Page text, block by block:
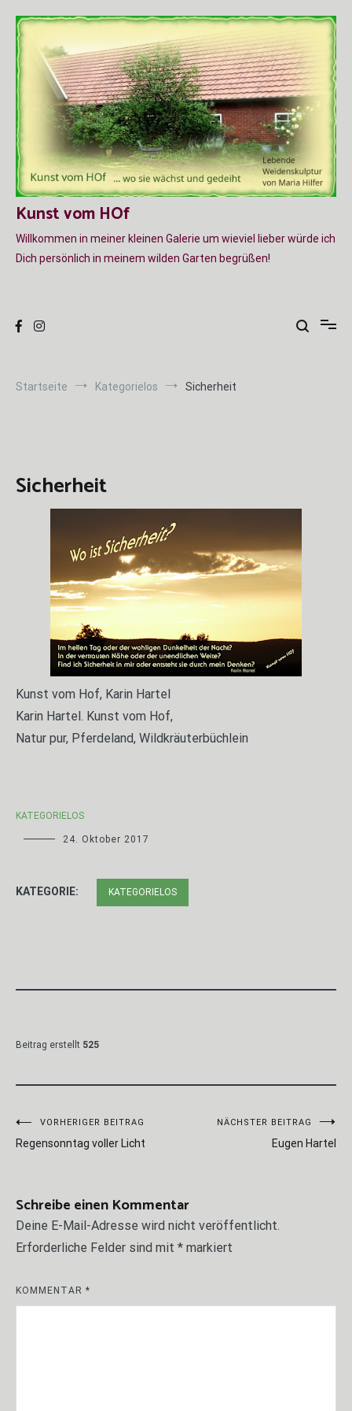
Inhalt
springen
Kunst vom HOf
Willkommen in meiner kleinen Galerie um wieviel lieber würde ich
Dich persönlich in meinem wilden Garten begrüßen!
Startseite Kategorielos Sicherheit
Sicherheit
Kunst vom Hof, Karin Hartel
Karin Hartel. Kunst vom Hof,
Natur pur, Pferdeland, Wildkräuterbüchlein
KATEGORIELOS
24. Oktober 2017
KATEGORIE: KATEGORIELOS
Beitrag erstellt 525
Beitragsnavigation
VORHERIGER BEITRAG
Regensonntag voller Licht
NÄCHSTER BEITRAG
Eugen Hartel
Schreibe einen Kommentar
Deine E-Mail-Adresse wird nicht veröffentlicht.
Erforderliche Felder sind mit * markiert
KOMMENTAR *